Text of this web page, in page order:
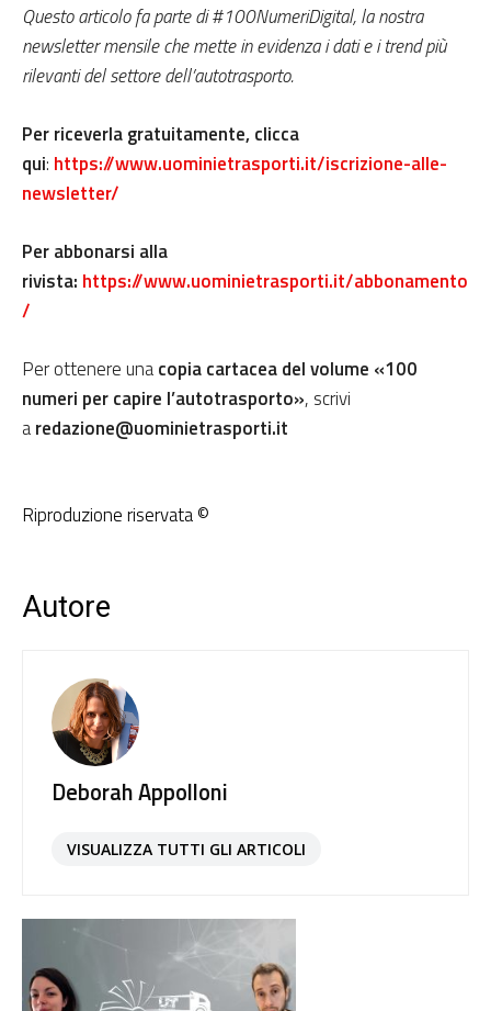
Questo articolo fa parte di #100NumeriDigital, la nostra
newsletter mensile che mette in evidenza i dati e i trend più
rilevanti del settore dell’autotrasporto.
Per riceverla gratuitamente, clicca
qui: https://www.uominietrasporti.it/iscrizione-alle-
newsletter/
Per abbonarsi alla
rivista: https://www.uominietrasporti.it/abbonamento
/
Per ottenere unacopia cartacea del volume «100
numeri per capire l’autotrasporto», scrivi
aredazione@uominietrasporti.it
Riproduzione riservata ©
Autore
Deborah Appolloni
VISUALIZZA TUTTI GLI ARTICOLI